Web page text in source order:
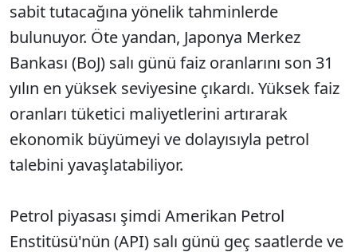
sabit tutacağına yönelik tahminlerde
bulunuyor. Öte yandan, Japonya Merkez
Bankası (BoJ) salı günü faiz oranlarını son 31
yılın en yüksek seviyesine çıkardı. Yüksek faiz
oranları tüketici maliyetlerini artırarak
ekonomik büyümeyi ve dolayısıyla petrol
talebini yavaşlatabiliyor.
Petrol piyasası şimdi Amerikan Petrol
Enstitüsü'nün (API) salı günü geç saatlerde ve